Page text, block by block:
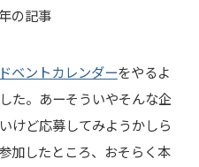
の記事
ベントカレンダーをやるよ
た。あーそういやそんな企
けど応募してみようかしら
加したところ、おそらく本